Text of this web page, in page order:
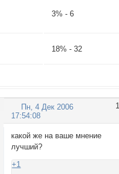
3% - 6
18% - 32
1
Пн, 4 Дек 2006
17:54:08
какой же на ваше мнение
лучший?
+1